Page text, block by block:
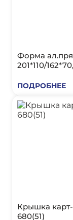
Форма
201*110/
ПОДРОБНЕЕ
Крышка
680(51)